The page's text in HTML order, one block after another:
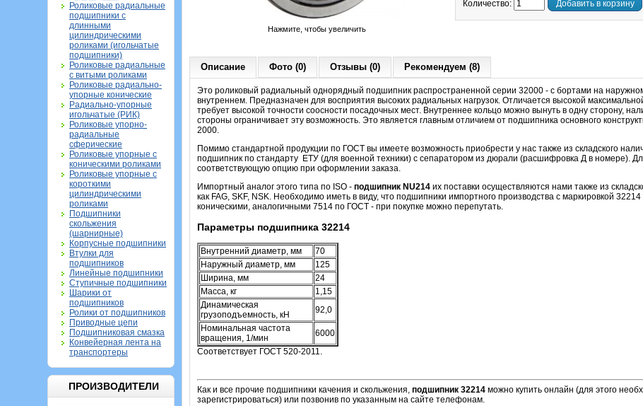
Роликовые радиальные
подшипники с
длинными
цилиндрическими
роликами (игольчатые
подшипники)
Роликовые радиальные
с витыми роликами
Роликовые радиально-
упорные конические
Радиально-упорные
игольчатые (РИК)
Роликовые упорно-
радиальные
сферические
Роликовые упорные с
коническими роликами
Роликовые упорные с
короткими
цилиндрическими
роликами
Подшипники
скольжения
(шарнирные)
Корпусные подшипники
Втулки для
подшипников
Линейные подшипники
Ступичные подшипники
Шарики от
подшипников
Ролики от подшипников
Приводные цепи
Подшипниковая смазка
Конвейерная лента на
транспортеры
ПРОИЗВОДИТЕЛИ
Нажмите, чтобы увеличить
Количество: Добавить в корзину
Описание Фото (0) Отзывы (0) Рекомендуем (8)
Это роликовый радиальный однорядный подшипник распространенной серии 32000 - с бортами на
внутреннем. Предназначен для восприятия высоких радиальных нагрузок. Отличается высокой
требует высокой точности соосности посадочных мест. Внутреннее кольцо можно вынуть в одну сторону,
стороны ограничивает эту возможность. Это является главным отличием от подшипника основного
2000.
Помимо стандартной продукции по ГОСТ вы имеете возможность приобрести у нас также из складского
подшипник по стандарту ЕТУ (для военной техники) с сепаратором из дюрали (расшифровка Д в номере).
соответствующую опцию при оформлении заказа.
Импортный аналог этого типа по ISO - подшипник NU214 их поставки осуществляются нами также из
как FAG, SKF, NSK. Необходимо иметь в виду, что подшипники импортного производства с маркировкой
коническими, аналогичными 7514 по ГОСТ - при покупке можно перепутать.
Параметры подшипника 32214
Внутренний диаметр, мм
70
Наружный диаметр, мм
125
Ширина, мм
24
Масса, кг
1,15
Динамическая
грузоподъемность, кН
92,0
Номинальная частота
вращения, 1/мин
6000
Соответствует ГОСТ 520-2011.
Как и все прочие подшипники качения и скольжения, подшипник 32214 можно купить онлайн (для этого
зарегистрироваться) или позвонив по указанным на сайте телефонам.